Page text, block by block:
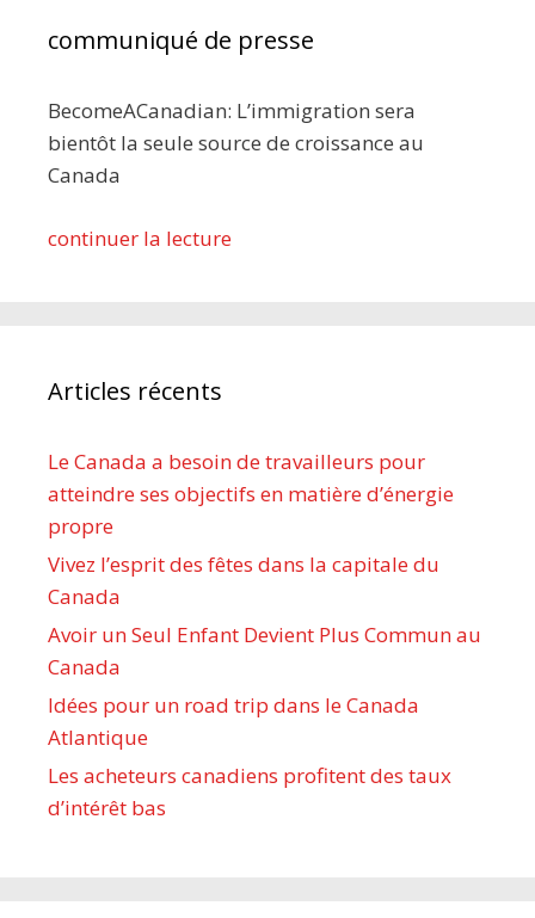
communiqué de presse
BecomeACanadian: L’immigration sera
bientôt la seule source de croissance au
Canada
continuer la lecture
Articles récents
Le Canada a besoin de travailleurs pour
atteindre ses objectifs en matière d’énergie
propre
Vivez l’esprit des fêtes dans la capitale du
Canada
Avoir un Seul Enfant Devient Plus Commun au
Canada
Idées pour un road trip dans le Canada
Atlantique
Les acheteurs canadiens profitent des taux
d’intérêt bas